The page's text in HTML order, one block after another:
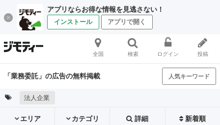
アプリならお得な情報を見逃さない！
インストール アプリで開く
全国 検索 ログイン 投稿
「業務委託」の広告の無料掲載 人気キーワード
法人企業
エリア カテゴリ 詳細 新着順